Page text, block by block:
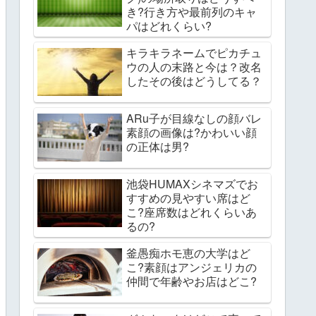
き?行き方や最前列のキャ
パはどれくらい?
キラキラネームでピカチュ
ウの人の末路と今は？改名
したその後はどうしてる？
ARu子が目線なしの顔バレ
素顔の画像は?かわいい顔
の正体は男?
池袋HUMAXシネマズでお
すすめの見やすい席はど
こ?座席数はどれくらいあ
るの?
釜愚痴ホモ恵の大学はど
こ?素顔はアンジェリカの
仲間で年齢やお店はどこ?